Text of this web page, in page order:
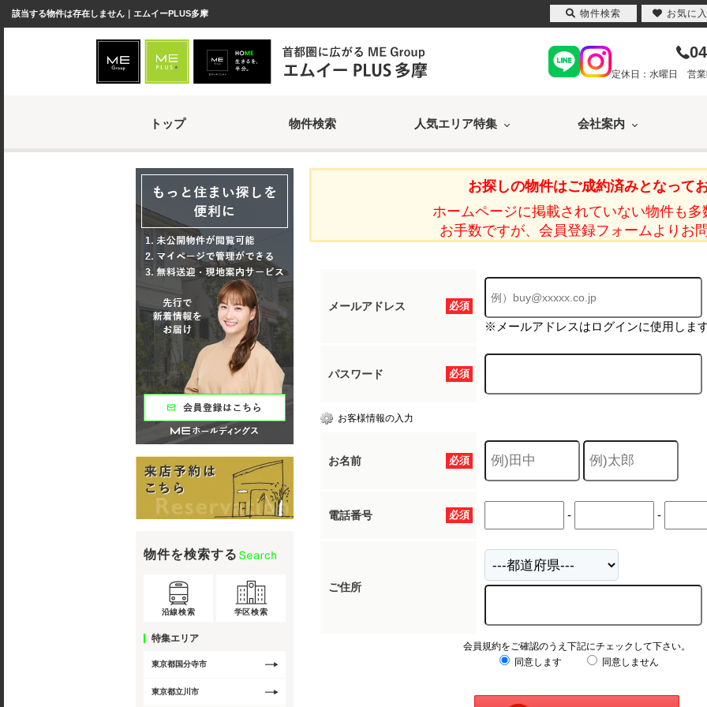
該当する物件は存在しません｜エムイーPLUS多摩
定休日：水曜日 営
トップ 物件検索 人気エリア特集 会社案内
お探しの物件はご成約済みとなってお
ホームページに掲載されていない物件も多
お手数ですが、会員登録フォームよりお
必須
メールアドレス
※メールアドレスはログインに使用します
必須
パスワード
お客様情報の入力
必須
お名前
必須
電話番号 - -
ご住所
会員規約をご確認のうえ下記にチェックして下さい。
同意します
同意しません
物件を検索する
沿線検索 学区検索
特集エリア
東京都国分寺市
東京都立川市
物件検索 お気に